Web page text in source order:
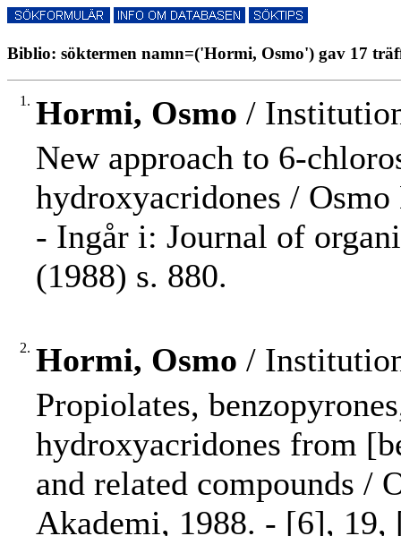
Biblio: söktermen namn=('Hormi, Osmo') gav 17
1. Hormi, Osmo /
New approach to 6-
hydroxyacridones /
- Ingår i: Journal of
(1988) s. 880.
2. Hormi, Osmo /
Propiolates,
hydroxyacridones from
and related compounds
Akademi, 1988. - [6],